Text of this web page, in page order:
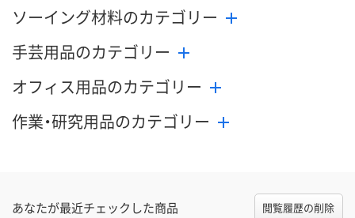
ソーイング材料のカテゴリー
手芸用品のカテゴリー
オフィス用品のカテゴリー
作業・研究用品のカテゴリー
あなたが最近チェックした商品 閲覧履歴の削除